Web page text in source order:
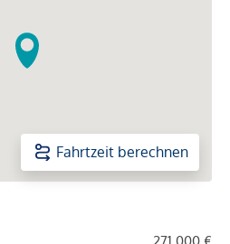
Fahrtzeit berechnen